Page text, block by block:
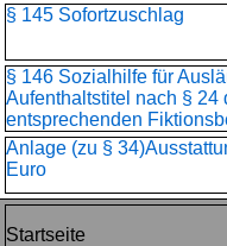
§ 145 Sofortzuschlag
§ 146 Sozialhilfe für
Aufenthaltstitel nach § 24
entsprechenden
Anlage (zu §
Euro
Startseite